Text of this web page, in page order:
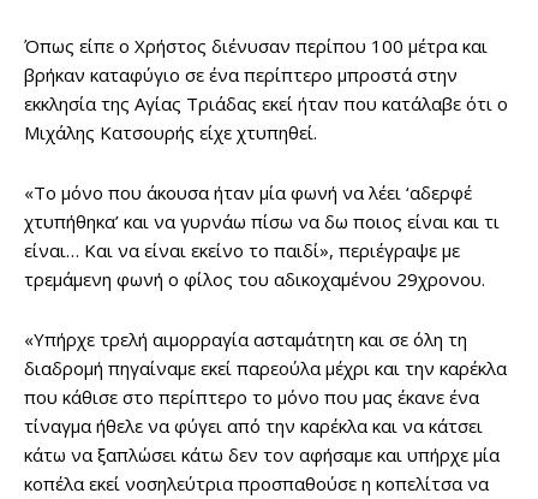
Όπως είπε ο Χρήστος διένυσαν περίπου 100 μέτρα και
βρήκαν καταφύγιο σε ένα περίπτερο μπροστά στην
εκκλησία της Αγίας Τριάδας εκεί ήταν που κατάλαβε ότι ο
Μιχάλης Κατσουρής είχε χτυπηθεί.
«Το μόνο που άκουσα ήταν μία φωνή να λέει ‘αδερφέ
χτυπήθηκα’ και να γυρνάω πίσω να δω ποιος είναι και τι
είναι… Και να είναι εκείνο το παιδί», περιέγραψε με
τρεμάμενη φωνή ο φίλος του αδικοχαμένου 29χρονου.
«Υπήρχε τρελή αιμορραγία ασταμάτητη και σε όλη τη
διαδρομή πηγαίναμε εκεί παρεούλα μέχρι και την καρέκλα
που κάθισε στο περίπτερο το μόνο που μας έκανε ένα
τίναγμα ήθελε να φύγει από την καρέκλα και να κάτσει
κάτω να ξαπλώσει κάτω δεν τον αφήσαμε και υπήρχε μία
κοπέλα εκεί νοσηλεύτρια προσπαθούσε η κοπελίτσα να